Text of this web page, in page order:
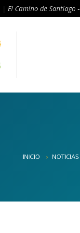
| El Camino de Santiago
INICIO NOTICIAS